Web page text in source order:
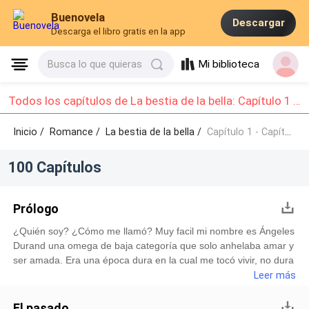
Buenovela
Descarga el libro gratis en la app
Descargar
Busca lo que quieras Mi biblioteca
Todos los capítulos de La bestia de la bella: Capítulo 1 - Capítulo 10
Inicio / Romance/La bestia de la bella / Capítulo 1 - Capítulo 10
100 Capítulos
Prólogo
¿Quién soy? ¿Cómo me llamó? Muy facil mi nombre es Ángeles
Durand una omega de baja categoría que solo anhelaba amar y
ser amada. Era una época dura en la cual me tocó vivir, no dura
por que fuera en época feudal donde las mujeres no tenían
que, viéndolo desde otra perspectiva, mi vida es como un
Leer más